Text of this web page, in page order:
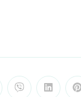
Opens
Opens
Opens